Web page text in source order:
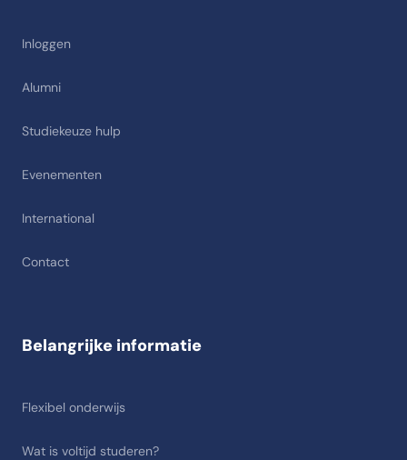
Inloggen
Alumni
Studiekeuze hulp
Evenementen
International
Contact
Belangrijke informatie
Flexibel onderwijs
Wat is voltijd studeren?